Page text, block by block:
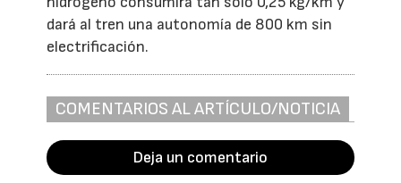
dará al tren una autonomía de 800 km sin
electrificación.
COMENTARIOS AL ARTÍCULO/NOTICIA
Deja un comentario